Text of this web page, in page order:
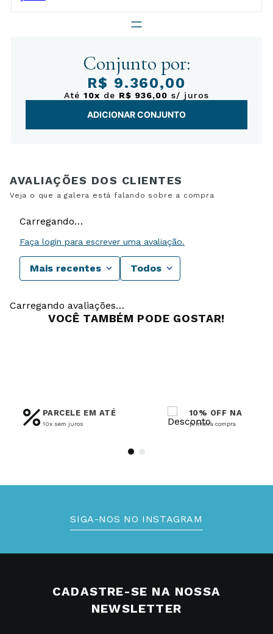
Conjunto por:
R$ 9.360,00
Até10x de R$ 936,00 s/ juros
ADICIONAR CONJUNTO
Carregando…
Faça login para escrever uma avaliação.
Mais recentes Todos
Carregando avaliações…
VOCÊ TAMBÉM PODE GOSTAR!
PARCELE EM ATÉ
10x sem juros
10% OFF NA
primeira compra
SIGA-NOS NO INSTAGRAM
CADASTRE-SE NA NOSSA
NEWSLETTER